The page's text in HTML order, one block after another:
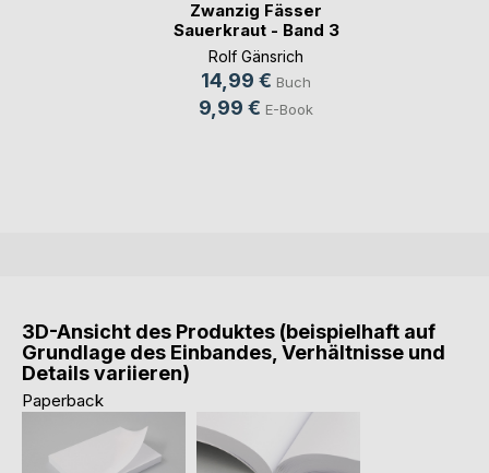
Zwanzig Fässer
Sauerkraut - Band 3
Rolf Gänsrich
14,99 € Buch
9,99 € E-Book
3D-Ansicht des Produktes (beispielhaft auf
Grundlage des Einbandes, Verhältnisse und
Details variieren)
Paperback